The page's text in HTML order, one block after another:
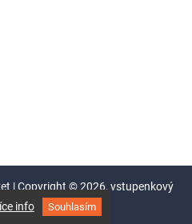
info Souhlasím
|Copyright ©2026, vstupenkový
Colosseum